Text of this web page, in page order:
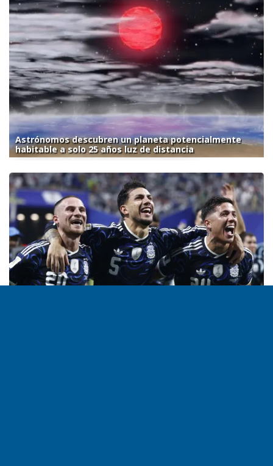
Astrónomos descubren un planeta potencialmente
habitable a solo 25 años luz de distancia